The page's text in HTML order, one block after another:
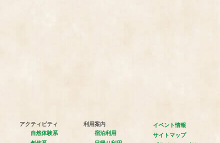
アクティビティ
自然体験系
利用案内
宿泊利用
イベント情報
サイトマップ